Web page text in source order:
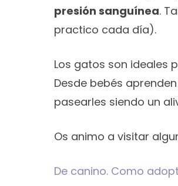
presión sanguínea.
practico cada día).
Los gatos son ideales
Desde bebés
pasearles siendo un
Os animo a visitar
De canino. Como